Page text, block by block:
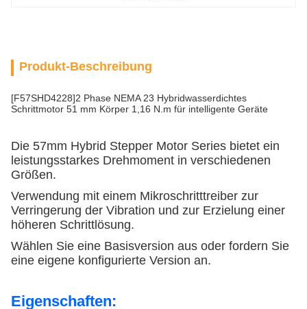
Produkt-Beschreibung
[F57SHD4228]2 Phase NEMA 23 Hybridwasserdichtes
Schrittmotor 51 mm Körper 1,16 N.m für intelligente Geräte
Die 57mm Hybrid Stepper Motor Series bietet ein
leistungsstarkes Drehmoment in verschiedenen
Größen.
Verwendung mit einem Mikroschritttreiber zur
Verringerung der Vibration und zur Erzielung einer
höheren Schrittlösung.
Wählen Sie eine Basisversion aus oder fordern Sie
eine eigene konfigurierte Version an.
Eigenschaften: